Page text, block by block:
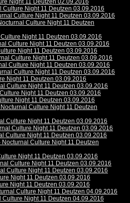
Night 11 Deutzen 02.09.2016
Culture Night 11 Deutzen 03.09.2016
Culture Night 11 Deutzen 03.09.2016
Culture Night 11 Deutzen
Night 11 Deutzen 03.09.2016
Culture Night 11 Deutzen 03.09.2016
Night 11 Deutzen 03.09.2016
Culture Night 11 Deutzen 03.09.2016
Culture Night 11 Deutzen 03.09.2016
Culture Night 11 Deutzen 03.09.2016
Night 11 Deutzen 03.09.2016
Culture Night 11 Deutzen 03.09.2016
Night 11 Deutzen 03.09.2016
Night 11 Deutzen 03.09.2016
Culture Night 11 Deutzen
Culture Night 11 Deutzen 03.09.2016
Culture Night 11 Deutzen 03.09.2016
Culture Night 11 Deutzen 03.09.2016
Nocturnal Culture Night 11 Deutzen
Night 11 Deutzen 03.09.2016
Culture Night 11 Deutzen 03.09.2016
Culture Night 11 Deutzen 03.09.2016
Night 11 Deutzen 03.09.2016
Night 11 Deutzen 03.09.2016
Culture Night 11 Deutzen 04.09.2016
Culture Night 11 Deutzen 04.09.2016